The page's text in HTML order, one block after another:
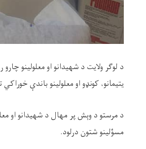
د لوګر ولایت د شهيدانو او معلولينو
یتیمانو، کونډو او معلولینو باندې
د مرستو د وېش پر مهال د شهيدانو او
مسؤلينو شتون درلود.